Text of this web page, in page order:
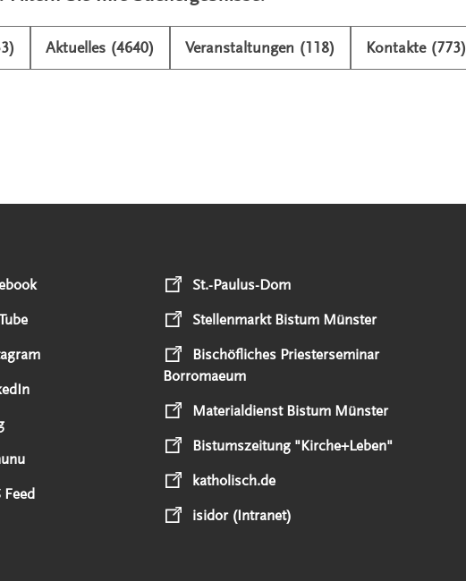
Aktuelles (4640) Veranstaltungen (118) Kontakte (773)
Feed
St.-Paulus-Dom
Stellenmarkt Bistum Münster
Bischöfliches Priesterseminar
Borromaeum
Materialdienst Bistum Münster
Bistumszeitung "Kirche+Leben"
katholisch.de
isidor (Intranet)